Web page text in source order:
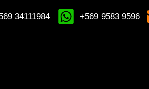
34111984 +569 9583 9596